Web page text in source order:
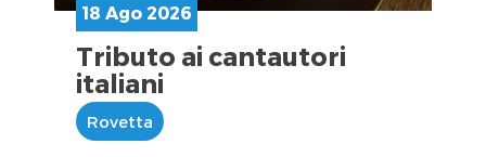
18 Ago 2026
Tributo ai cantautori
italiani
Rovetta